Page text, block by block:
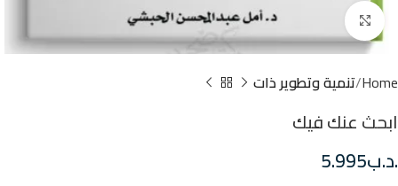
Click to enlarge
Home تنمية وتطوير ذات
ابحث عنك فيك
.د.ب5.995